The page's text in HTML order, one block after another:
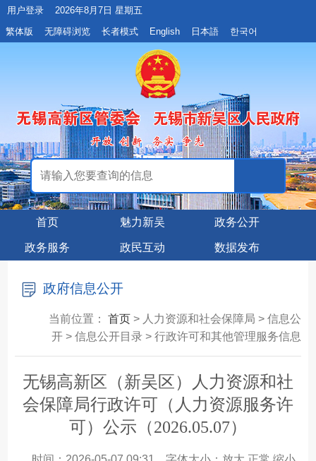
用户登录
2026年8月7日 星期五
繁体版
无障碍浏览 长者模式 English 日本語 한국어
首页 魅力新吴 政务公开
政务服务 政民互动 数据发布
政府信息公开
当前位置： 首页> 人力资源和社会保障局 > 信息公
开 > 信息公开目录 > 行政许可和其他管理服务信息
无锡高新区（新吴区）人力资源和社
会保障局行政许可（人力资源服务许
可）公示（2026.05.07）